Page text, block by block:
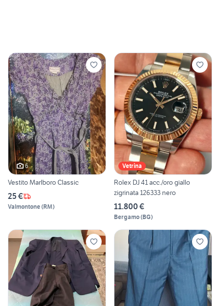
6
Vestito Marlboro Classic
25 €
Valmontone(RM)
Vetrina
Rolex DJ 41 acc./oro giallo
zigrinata 126333 nero
11.800 €
Bergamo(BG)